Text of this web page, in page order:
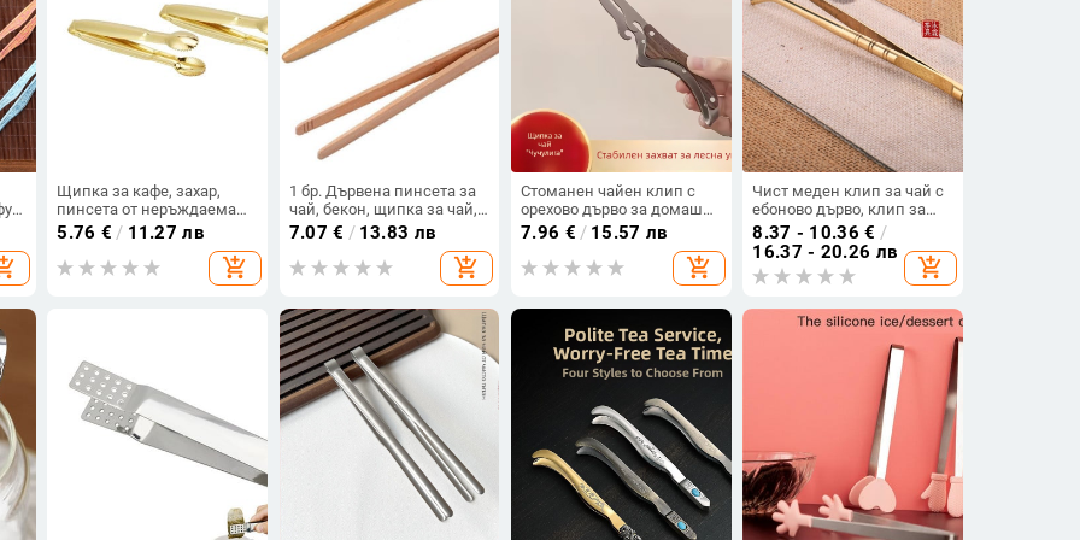
Щипка за кафе, захар,
пинсета от неръждаема
стомана, мини скоба,
щипка, щипка, щипка за
кафе, малък чай, горещ
кухненски бар, комплект
5.76 € / 11.27 лв
add_shopping_cart
1 бр. Дървена пинсета за
чай, бекон, щипка за чай,
щипки, бамбукова салата,
храна, тост, завой, щипка,
прави щипки, кухненски
аксесоари, прибори за чай
7.07 € / 13.83 лв
add_shopping_cart
Стоманен чайен клип с
орехово дърво за домашна
чайна церемония –
аксесоар за висок клас
чайен комплект
7.96 € / 15.57 лв
add_shopping_cart
Чист меден клип за чай с
ебоново дърво, клип за
кунг-фу чайна церемония,
неръждаеми пинсети —
аксесоар за домашен
чайен комплект
8.37 - 10.36 € /
16.37 - 20.26 лв
add_shopping_cart